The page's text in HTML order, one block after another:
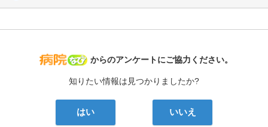
病院なび
からのアンケートにご協力ください。
知りたい情報は見つかりましたか?
はい いいえ